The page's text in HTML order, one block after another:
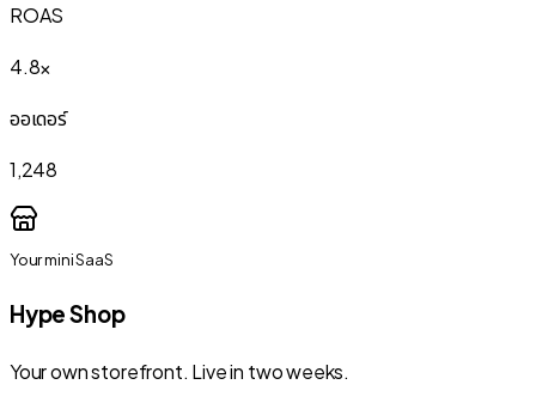
ROAS
4.8×
ออเดอร์
1,248
Your mini SaaS
Hype Shop
Your own storefront. Live in two weeks.